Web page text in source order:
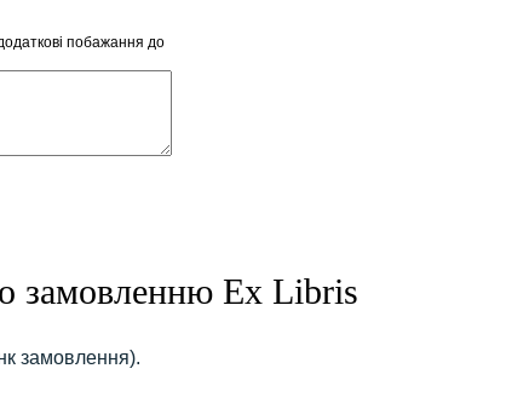
побажання до
замовленню Ex Libris
замовлення).